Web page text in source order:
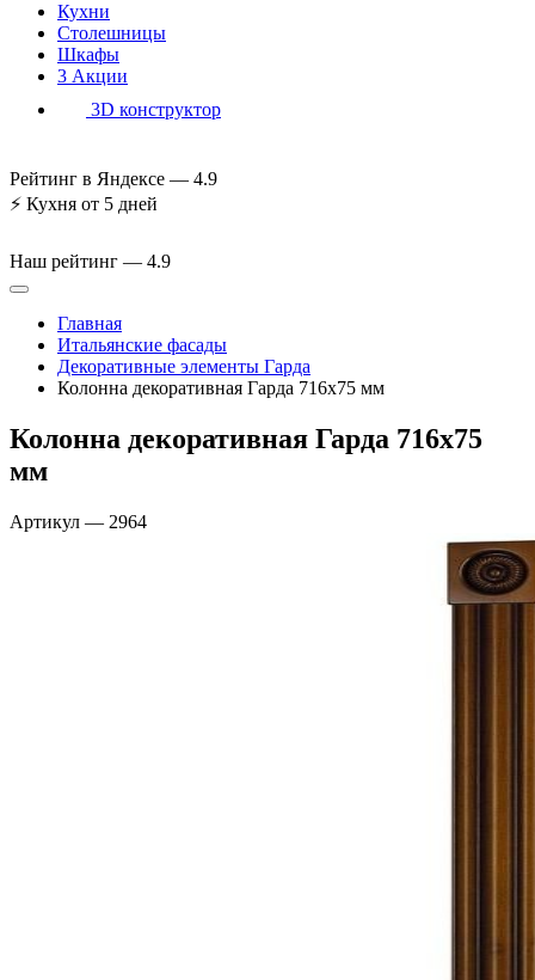
Кухни
Столешницы
Шкафы
3 Акции
3D конструктор
Рейтинг в Яндексе — 4.9
⚡ Кухня от 5 дней
Наш рейтинг — 4.9
Главная
Итальянские фасады
Декоративные элементы Гарда
Колонна декоративная Гарда 716х75 мм
Колонна декоративная Гарда 716х75
мм
Артикул — 2964